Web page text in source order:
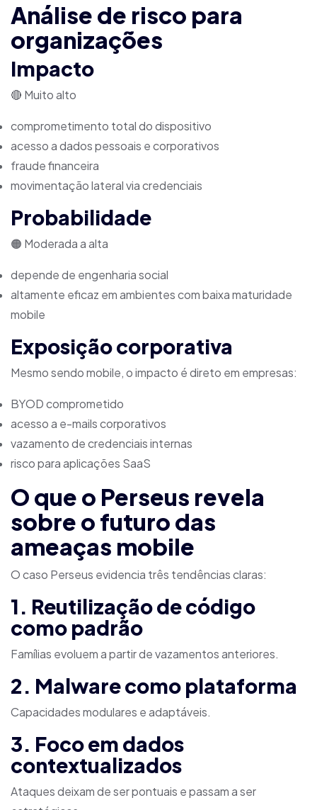
Análise de risco para
organizações
Impacto
🔴 Muito alto
comprometimento total do dispositivo
acesso a dados pessoais e corporativos
fraude financeira
movimentação lateral via credenciais
Probabilidade
🟠 Moderada a alta
depende de engenharia social
altamente eficaz em ambientes com baixa maturidade
mobile
Exposição corporativa
Mesmo sendo mobile, o impacto é direto em empresas:
BYOD comprometido
acesso a e-mails corporativos
vazamento de credenciais internas
risco para aplicações SaaS
O que o Perseus revela
sobre o futuro das
ameaças mobile
O caso Perseus evidencia três tendências claras:
1. Reutilização de código
como padrão
Famílias evoluem a partir de vazamentos anteriores.
2. Malware como plataforma
Capacidades modulares e adaptáveis.
3. Foco em dados
contextualizados
Ataques deixam de ser pontuais e passam a ser